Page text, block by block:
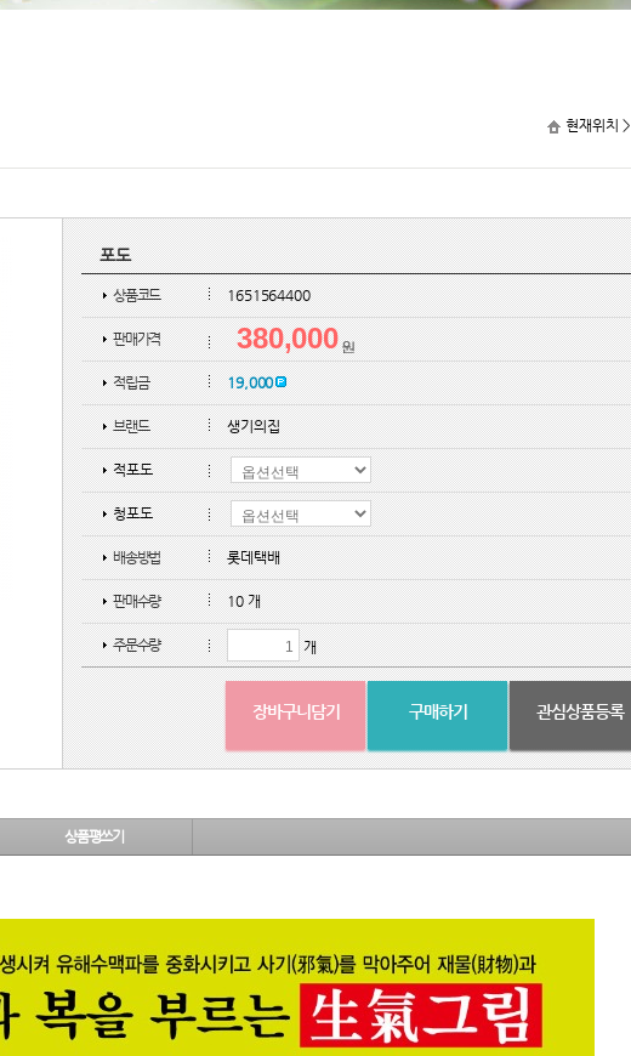
현재위치 >
포도
상품코드 1651564400
판매가격 380,000
적립금 19,000
브랜드 생기의집
적포도
청포도
배송방법 롯데택배
판매수량 10 개
주문수량 개
장바구니담기 구매하기 관심상품등록
상품평쓰기